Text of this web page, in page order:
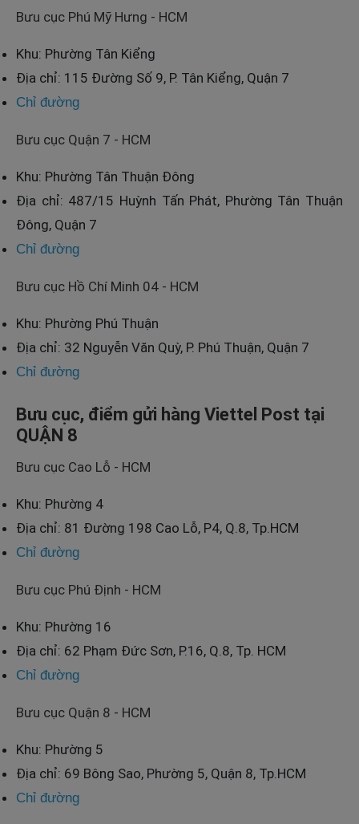
Bưu cục Phú Mỹ Hưng - HCM
Khu: Phường Tân Kiểng
Địa chỉ: 115 Đường Số 9, P. Tân Kiểng, Quận 7
Chỉ đường
Bưu cục Quận 7 - HCM
Khu: Phường Tân Thuận Đông
Địa chỉ: 487/15 Huỳnh Tấn Phát, Phường Tân Thuận
Đông, Quận 7
Chỉ đường
Bưu cục Hồ Chí Minh 04 - HCM
Khu: Phường Phú Thuận
Địa chỉ: 32 Nguyễn Văn Quỳ, P. Phú Thuận, Quận 7
Chỉ đường
Bưu cục, điểm gửi hàng Viettel Post tại
QUẬN 8
Bưu cục Cao Lỗ - HCM
Khu: Phường 4
Địa chỉ: 81 Đường 198 Cao Lỗ, P4, Q.8, Tp.HCM
Chỉ đường
Bưu cục Phú Định - HCM
Khu: Phường 16
Địa chỉ: 62 Phạm Đức Sơn, P.16, Q.8, Tp. HCM
Chỉ đường
Bưu cục Quận 8 - HCM
Khu: Phường 5
Địa chỉ: 69 Bông Sao, Phường 5, Quận 8, Tp.HCM
Chỉ đường